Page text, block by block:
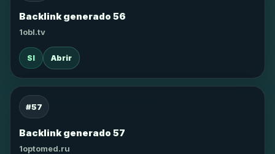
Backlink generado 56
1obl.tv
SI Abrir
#57
Backlink generado 57
1optomed.ru